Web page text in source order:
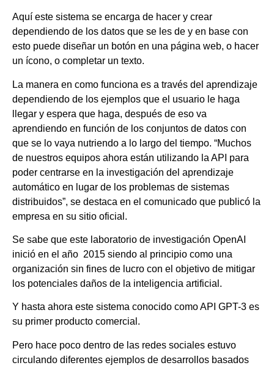
Aquí este sistema se encarga de hacer y crear
dependiendo de los datos que se les de y en base con
esto puede diseñar un botón en una página web, o hacer
un ícono, o completar un texto.
La manera en como funciona es a través del aprendizaje
dependiendo de los ejemplos que el usuario le haga
llegar y espera que haga, después de eso va
aprendiendo en función de los conjuntos de datos con
que se lo vaya nutriendo a lo largo del tiempo. “Muchos
de nuestros equipos ahora están utilizando la API para
poder centrarse en la investigación del aprendizaje
automático en lugar de los problemas de sistemas
distribuidos”, se destaca en el comunicado que publicó la
empresa en su sitio oficial.
Se sabe que este laboratorio de investigación OpenAI
inició en el año 2015 siendo al principio como una
organización sin fines de lucro con el objetivo de mitigar
los potenciales daños de la inteligencia artificial.
Y hasta ahora este sistema conocido como API GPT-3 es
su primer producto comercial.
Pero hace poco dentro de las redes sociales estuvo
circulando diferentes ejemplos de desarrollos basados